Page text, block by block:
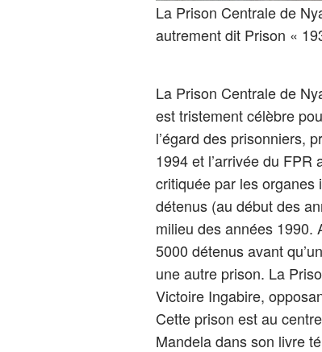
La Prison Centrale de
autrement dit Prison «
La Prison Centrale de
est tristement célèbre
l’égard des prisonniers,
1994 et l’arrivée du
critiquée par les organes
détenus (au début des
milieu des années 1990.
5000 détenus avant
une autre prison. La
Victoire Ingabire,
Cette prison est au
Mandela dans son livre